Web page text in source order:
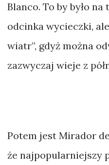
Blanco. To by było na
odcinka wycieczki,
wiatr”, gdyż można
zazwyczaj wieje z
Potem jest Mirador
że najpopularniejszy